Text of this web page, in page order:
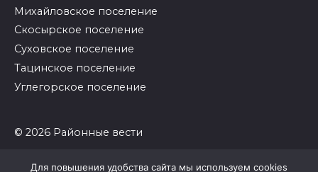
Михайловское поселение
Скосырское поселение
Суховское поселение
Тацинское поселение
Углегорское поселение
© 2026 Районные вести
Для повышения удобства сайта мы используем cookies